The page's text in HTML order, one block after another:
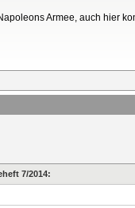
Armee, auch hier
7/2014: